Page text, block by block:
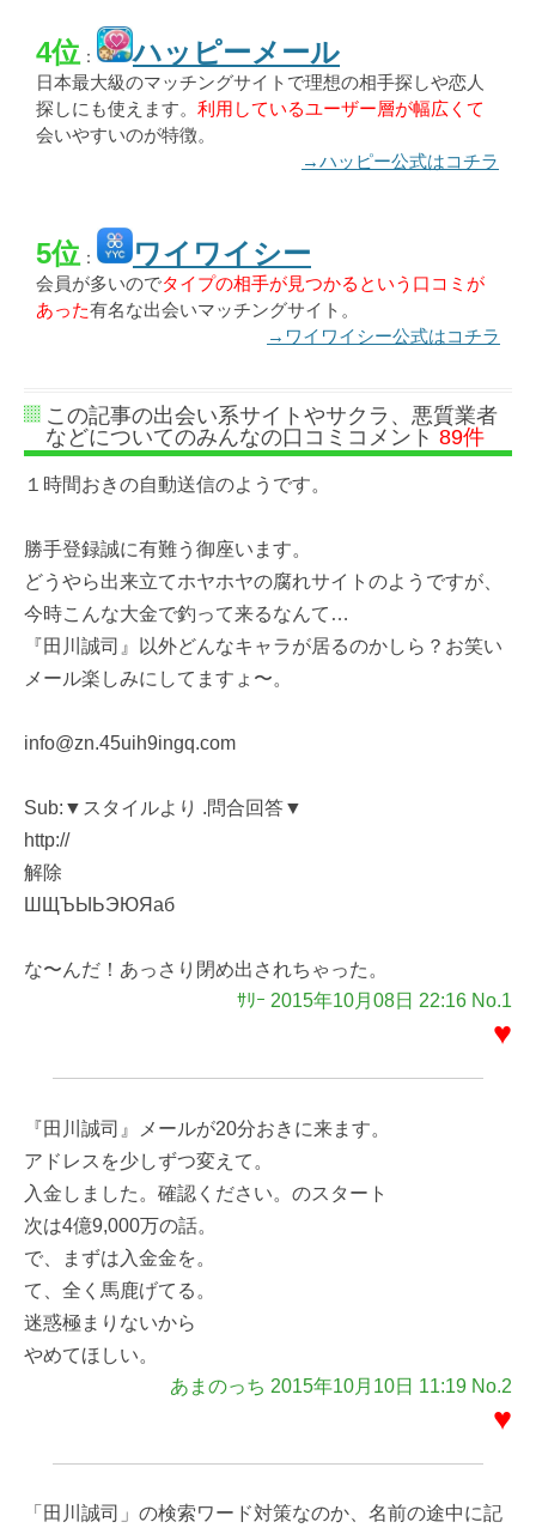
4位： ハッピーメール
日本最大級のマッチングサイトで理想の相手探しや恋人
探しにも使えます。 利用しているユーザー層が幅広くて
会いやすいのが特徴。
→ハッピー公式はコチラ
5位： ワイワイシー
会員が多いのでタイプの相手が見つかるという口コミが
あった有名な出会いマッチングサイト。
→ワイワイシー公式はコチラ
この記事の出会い系サイトやサクラ、悪質業者
などについてのみんなの口コミコメント 89件
１時間おきの自動送信のようです。
勝手登録誠に有難う御座います。
どうやら出来立てホヤホヤの腐れサイトのようですが、
今時こんな大金で釣って来るなんて…
『田川誠司』以外どんなキャラが居るのかしら？お笑い
メール楽しみにしてますょ〜。
info@zn.45uih9ingq.com
Sub:▼スタイルより .問合回答▼
http://
解除
ШЩЪЫЬЭЮЯаб
な〜んだ！あっさり閉め出されちゃった。
ｻﾘｰ 2015年10月08日 22:16 No.1
♥
『田川誠司』メールが20分おきに来ます。
アドレスを少しずつ変えて。
入金しました。確認ください。のスタート
次は4億9,000万の話。
で、まずは入金金を。
て、全く馬鹿げてる。
迷惑極まりないから
やめてほしい。
あまのっち 2015年10月10日 11:19 No.2
♥
「田川誠司」の検索ワード対策なのか、名前の途中に記